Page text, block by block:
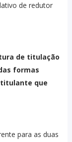
de redutor
de titulação
formas
titulante que
para as duas